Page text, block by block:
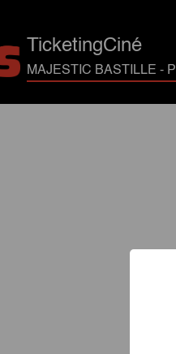
TicketingCiné
MAJESTIC BASTILLE -